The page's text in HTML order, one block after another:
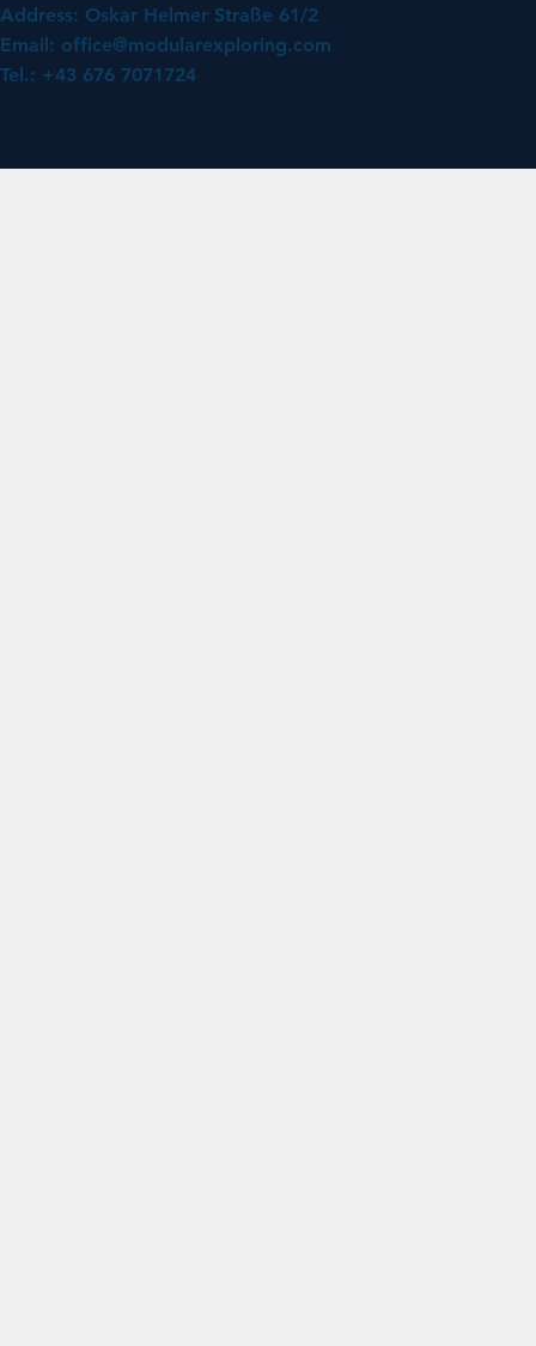
Address: Oskar Helmer Straße 61/2
Email: office@modularexploring.com
Tel.: +43 676 7071724